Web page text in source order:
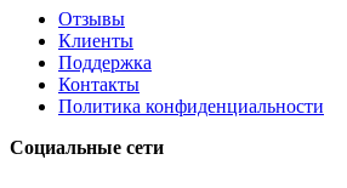
Отзывы
Клиенты
Поддержка
Контакты
Политика конфиденциальности
Социальные сети